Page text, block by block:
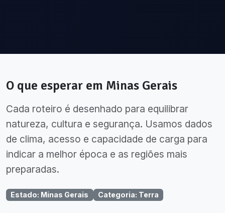
O que esperar em Minas Gerais
Cada roteiro é desenhado para equilibrar
natureza, cultura e segurança. Usamos dados
de clima, acesso e capacidade de carga para
indicar a melhor época e as regiões mais
preparadas.
Estado: Minas Gerais Categoria: Terra